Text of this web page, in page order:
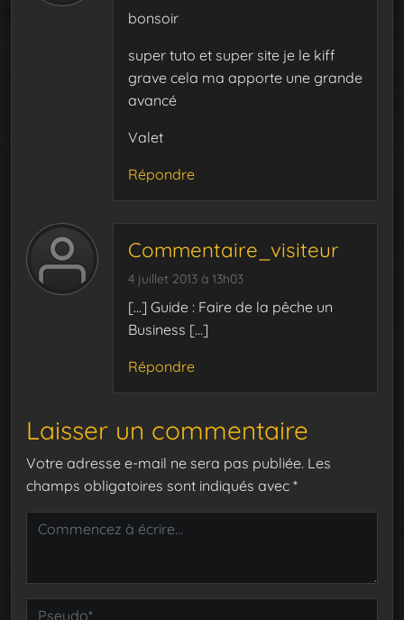
bonsoir
super tuto et super site je le kiff
grave cela ma apporte une grande
avancé
Valet
Répondre
Commentaire_visiteur
4 juillet 2013 à 13h03
[…] Guide : Faire de la pêche un
Business […]
Répondre
Laisser un commentaire
Votre adresse e-mail ne sera pas publiée. Les
champs obligatoires sont indiqués avec *